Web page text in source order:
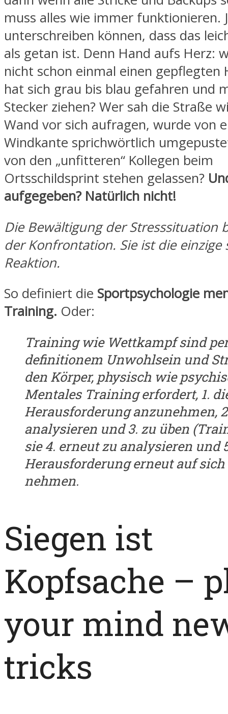
muss alles wie immer funktionieren.
unterschreiben können, dass das
als getan ist. Denn Hand aufs Herz:
nicht schon einmal einen gepflegten
hat sich grau bis blau gefahren und
Stecker ziehen? Wer sah die Straße
Wand vor sich aufragen, wurde von
Windkante sprichwörtlich
von den „unfitteren“ Kollegen beim
Ortsschildsprint stehen gelassen?
aufgegeben? Natürlich nicht!
Die Bewältigung der Stresssituation
der Konfrontation. Sie ist die einzige
Reaktion.
So definiert die Sportpsychologie
Training. Oder:
Training wie Wettkampf sind
definitionem Unwohlsein und
den Körper, physisch wie
Mentales Training erfordert, 1.
Herausforderung anzunehmen,
analysieren und 3. zu üben
sie 4. erneut zu analysieren und
Herausforderung erneut auf sich
nehmen.
Siegen ist
Kopfsache –
your mind
tricks